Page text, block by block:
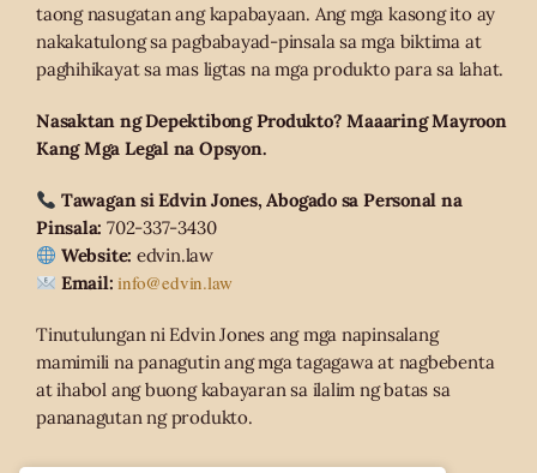
taong nasugatan ang kapabayaan. Ang mga kasong ito ay
nakakatulong sa pagbabayad-pinsala sa mga biktima at
paghihikayat sa mas ligtas na mga produkto para sa lahat.
Nasaktan ng Depektibong Produkto? Maaaring Mayroon
Kang Mga Legal na Opsyon.
Tawagan si Edvin Jones, Abogado sa Personal na
Pinsala: 702-337-3430
Website: edvin.law
Email: info@edvin.law
Tinutulungan ni Edvin Jones ang mga napinsalang
mamimili na panagutin ang mga tagagawa at nagbebenta
at ihabol ang buong kabayaran sa ilalim ng batas sa
pananagutan ng produkto.